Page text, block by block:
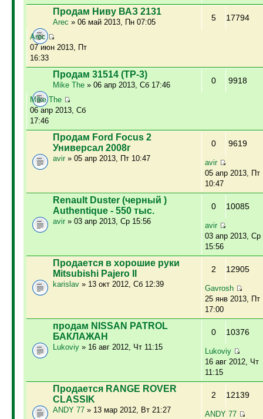
Продам Ниву ВАЗ 2131
Arec » 06 май 2013, Пн 07:05 5 17794
Arec
07 июн 2013, Пт
16:33
Продам 31514 (ТР-3)
Mike The» 06 апр 2013, Сб 17:46 0 9918
Mike The
06 апр 2013, Сб
17:46
Продам Ford Focus 2
Универсал 2008г
avir» 05 апр 2013, Пт 10:47
0 9619
avir
05 апр 2013, Пт
10:47
Renault Duster (черный )
Authentique - 550 тыс.
avir» 03 апр 2013, Ср 15:56
0 10085
avir
03 апр 2013, Ср
15:56
Продается в хорошие руки
Mitsubishi Pajero II
karislav» 13 окт 2012, Сб 12:39
2 12905
Gavrosh
25 янв 2013, Пт
17:00
продам NISSAN PATROL
БАКЛАЖАН
Lukoviy» 16 авг 2012, Чт 11:15
0 10376
Lukoviy
16 авг 2012, Чт
11:15
Продается RANGE ROVER
CLASSIK
ANDY 77» 13 мар 2012, Вт 21:27
2 12139
ANDY 77